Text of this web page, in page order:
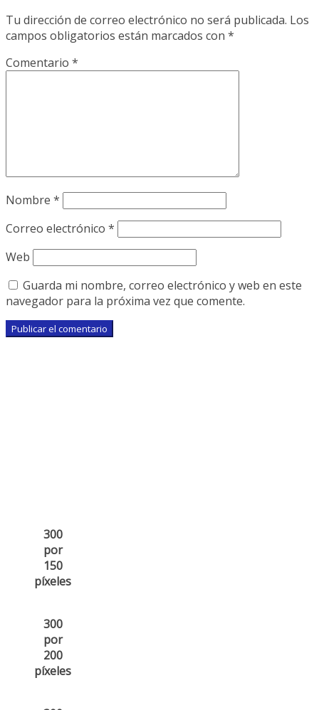
Tu dirección de correo electrónico no será publicada. Los
campos obligatorios están marcados con *
Comentario *
Nombre *
Correo electrónico *
Web
Guarda mi nombre, correo electrónico y web en este
navegador para la próxima vez que comente.
300
por
150
píxeles
300
por
200
píxeles